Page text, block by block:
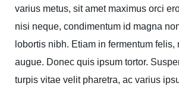
varius metus, sit amet maximus orci
nisi neque, condimentum id magna
lobortis nibh. Etiam in fermentum felis,
augue. Donec quis ipsum tortor.
turpis vitae velit pharetra, ac varius